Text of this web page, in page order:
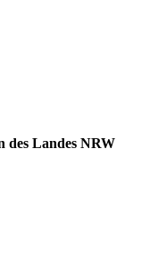
des Landes NRW